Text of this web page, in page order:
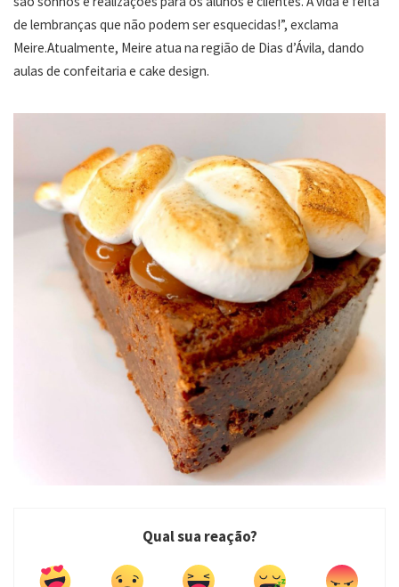
de lembranças que não podem ser esquecidas!”, exclama
Meire.Atualmente, Meire atua na região de Dias d’Ávila, dando
aulas de confeitaria e cake design.
Qual sua reação?